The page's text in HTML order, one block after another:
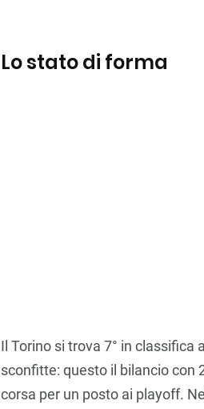
Lo stato di forma
Il Torino si trova 7° in classifica
sconfitte: questo il bilancio con
corsa per un posto ai playoff.